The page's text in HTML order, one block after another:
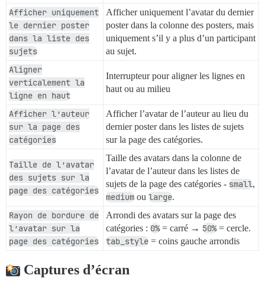
Afficher uniquement
le dernier poster
dans la liste des
sujets
Afficher uniquement l’avatar du dernier
poster dans la colonne des posters, mais
uniquement s’il y a plus d’un participant
au sujet.
Aligner
verticalement la
ligne en haut
Interrupteur pour aligner les lignes en
haut ou au milieu
Afficher l’auteur
sur la page des
catégories
Afficher l’avatar de l’auteur au lieu du
dernier poster dans les listes de sujets
sur la page des catégories.
Taille de l’avatar
des sujets sur la
page des catégories
Taille des avatars dans la colonne de
l’avatar de l’auteur dans les listes de
sujets de la page des catégories - small,
medium ou large.
Rayon de bordure de
l’avatar sur la
page des catégories
Arrondi des avatars sur la page des
catégories : 0%= carré → 50%= cercle.
tab_style = coins gauche arrondis
Captures d’écran